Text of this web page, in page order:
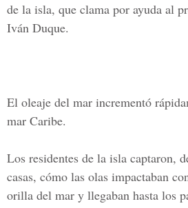
de la isla, que clama por ayuda al
Iván Duque.
El oleaje del mar incrementó
mar Caribe.
Los residentes de la isla captaron,
casas, cómo las olas impactaban
orilla del mar y llegaban hasta los